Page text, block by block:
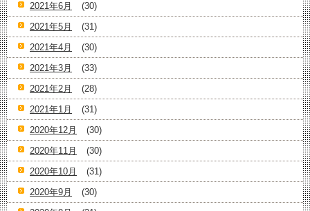
2021年6月
(30)
2021年5月
(31)
2021年4月
(30)
2021年3月
(33)
2021年2月
(28)
2021年1月
(31)
2020年12月
(30)
2020年11月
(30)
2020年10月
(31)
2020年9月
(30)